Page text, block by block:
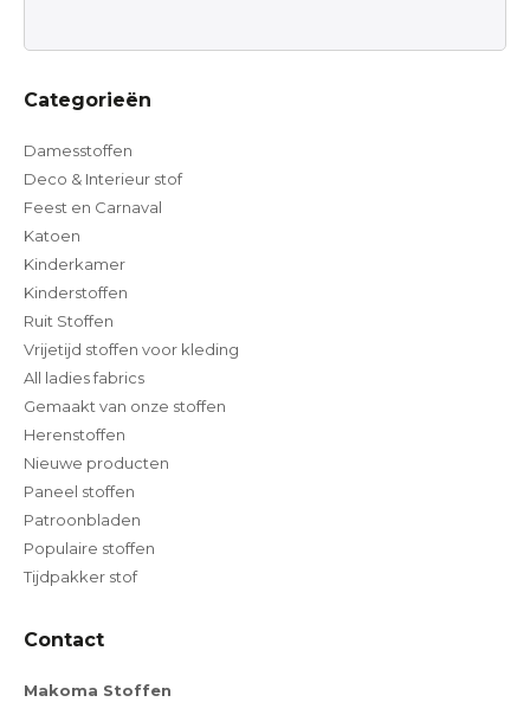
Categorieën
Damesstoffen
Deco & Interieur stof
Feest en Carnaval
Katoen
Kinderkamer
Kinderstoffen
Ruit Stoffen
Vrijetijd stoffen voor kleding
All ladies fabrics
Gemaakt van onze stoffen
Herenstoffen
Nieuwe producten
Paneel stoffen
Patroonbladen
Populaire stoffen
Tijdpakker stof
Contact
Makoma Stoffen